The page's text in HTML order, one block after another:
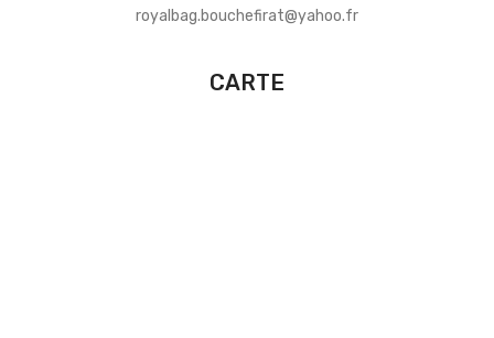
royalbag.bouchefirat@yahoo.fr
CARTE